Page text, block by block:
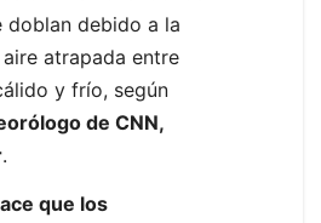
doblan debido a la
atrapada entre
y frío, según
de CNN,
.
que los